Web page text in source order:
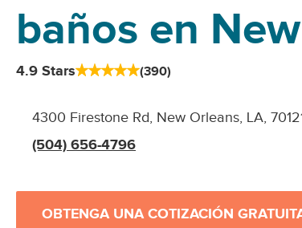
baños en
4.9 Stars (390)
4300 Firestone Rd, New Orleans, LA,
(504) 656-4796
OBTENGA UNA COTIZACIÓN